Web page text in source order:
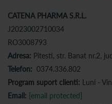
CATENA PHARMA S.R.L.
J2023002710034
RO3008793
Adresa: Pitesti, str. Banat nr.2,
Telefon: 0374.336.802
Program suport clienti: Luni -
Email: [email protected]